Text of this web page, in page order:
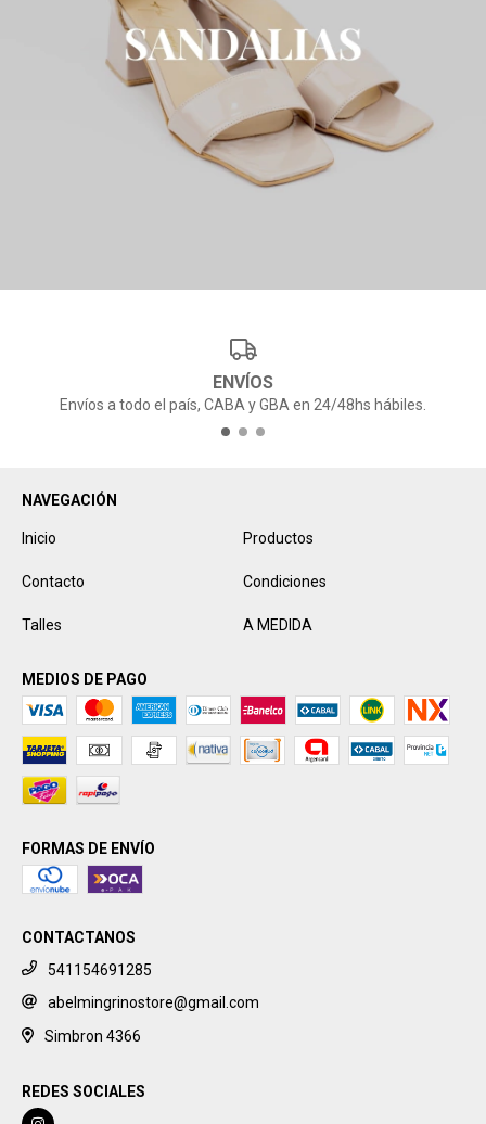
ENVÍOS
Envíos a todo el país, CABA y GBA en 24/48hs hábiles.
NAVEGACIÓN
Inicio Productos
Contacto Condiciones
Talles A MEDIDA
MEDIOS DE PAGO
FORMAS DE ENVÍO
CONTACTANOS
541154691285
abelmingrinostore@gmail.com
Simbron 4366
REDES SOCIALES